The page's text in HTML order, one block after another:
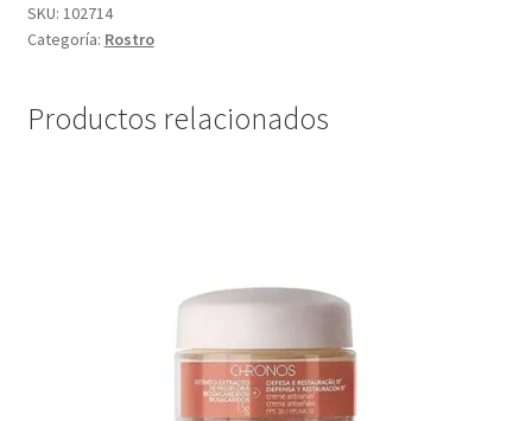
SKU: 102714
Categoría: Rostro
Productos relacionados